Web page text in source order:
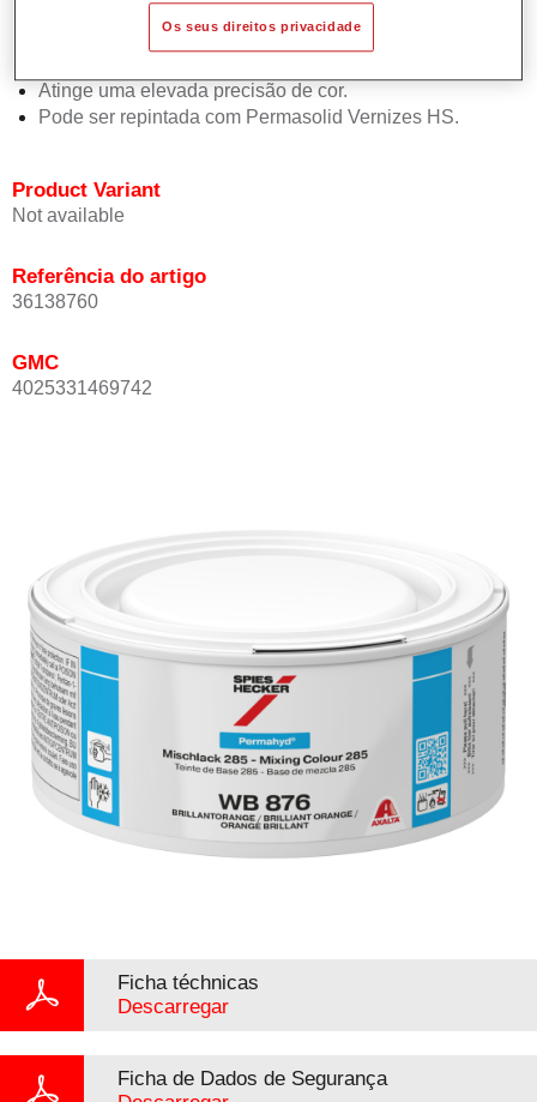
de 1.5 demãos.
Oferece boa estabilidade vertical.
Atinge uma elevada precisão de cor.
Pode ser repintada com Permasolid Vernizes HS.
Product Variant
Not available
Referência do artigo
36138760
GMC
4025331469742
Ficha téchnicas
Descarregar
Ficha de Dados de Segurança
Os seus direitos privacidade